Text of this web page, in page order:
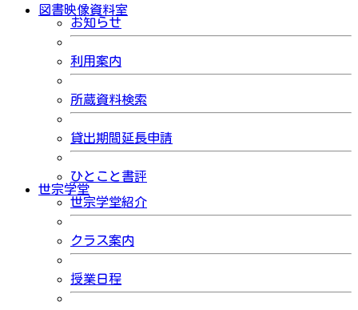
図書映像資料室
お知らせ
利用案内
所蔵資料検索
貸出期間延長申請
ひとこと書評
世宗学堂
世宗学堂紹介
クラス案内
授業日程